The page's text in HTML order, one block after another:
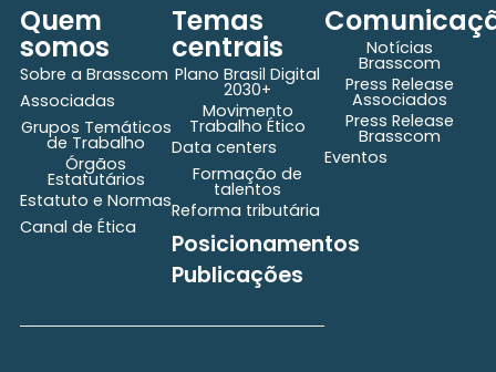
Quem
somos
Sobre a Brasscom
Associadas
Grupos Temáticos
de Trabalho
Órgãos
Estatutários
Estatuto e Normas
Canal de Ética
Temas
centrais
Plano Brasil Digital
2030+
Movimento
Trabalho Ético
Data centers
Formação de
talentos
Reforma tributária
Posicionamentos
Publicações
Notícias
Brasscom
Press Release
Associados
Press Release
Brasscom
Eventos